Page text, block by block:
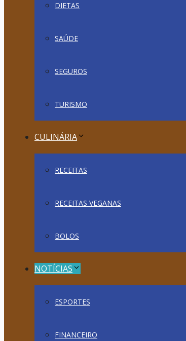
DIETAS
SAÚDE
SEGUROS
TURISMO
CULINÁRIA
RECEITAS
RECEITAS VEGANAS
BOLOS
NOTÍCIAS
ESPORTES
FINANCEIRO